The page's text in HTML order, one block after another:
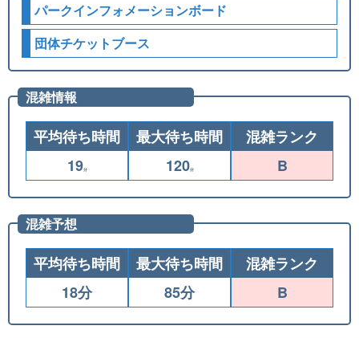
パークインフォメーションボード
団体チケットブース
混雑情報
平均待ち時間
19分
最大待ち時間
120分
混雑ランク
混雑予想
平均待ち時間
18分
最大待ち時間
85分
混雑ランク